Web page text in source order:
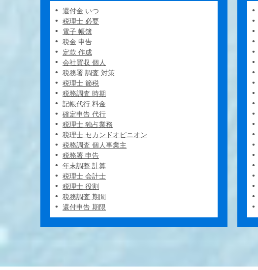
還付金 いつ
税理士 必要
電子 帳簿
税金 申告
定款 作成
会社買収 個人
税務署 調査 対策
税理士 節税
税務調査 時期
記帳代行 料金
確定申告 代行
税理士 独占業務
税理士 セカンドオピニオン
税務調査 個人事業主
税務署 申告
年末調整 計算
税理士 会計士
税理士 役割
税務調査 期間
還付申告 期限